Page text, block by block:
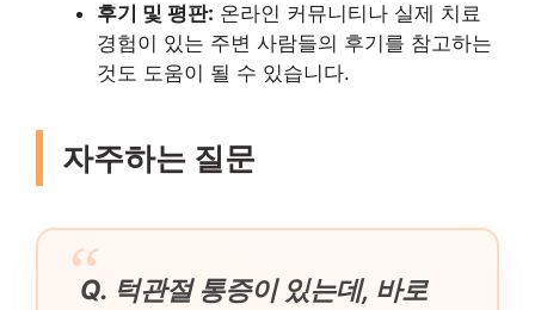
후기 및 평판: 온라인 커뮤니티나 실제 치료
경험이 있는 주변 사람들의 후기를 참고하는
것도 도움이 될 수 있습니다.
자주하는 질문
Q. 턱관절 통증이 있는데, 바로